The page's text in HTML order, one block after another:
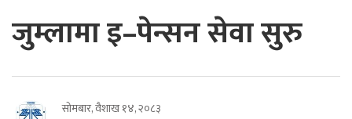
जुम्लामा इ–पेन्सन सेवा सुरु
सोमबार, वैशाख १४, २०८३